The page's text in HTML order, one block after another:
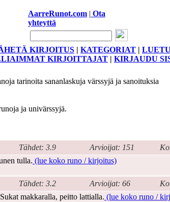
AarreRunot.com | Ota
yhteyttä
KIRJOITUS | KATEGORIAT |
KIRJOITTAJAT | KIRJAUDU
tarinoita sananlaskuja värssyjä ja sanoituksia
ja univärssyjä.
Tähdet: 3.9 Arvioijat: 151
tulla. (lue koko runo / kirjoitus)
Tähdet: 3.2 Arvioijat: 66
makkaralla, peitto lattialla. (lue koko runo /